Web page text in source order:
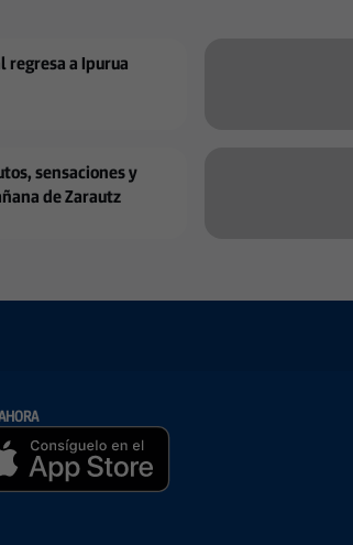
regresa a Ipurua
sensaciones y
de Zarautz